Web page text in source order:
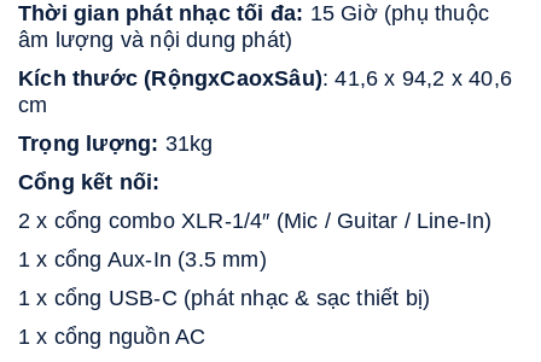
Thời gian phát nhạc tối đa: 15 Giờ (phụ thuộc
âm lượng và nội dung phát)
Kích thước (RộngxCaoxSâu): 41,6 x 94,2 x 40,6
cm
Trọng lượng: 31kg
Cổng kết nối:
2 x cổng combo XLR-1/4″ (Mic / Guitar / Line-In)
1 x cổng Aux-In (3.5 mm)
1 x cổng USB-C (phát nhạc & sạc thiết bị)
1 x cổng nguồn AC